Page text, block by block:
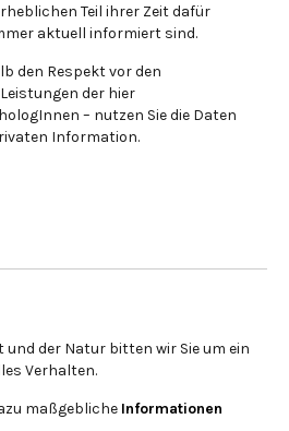
Teil ihrer Zeit dafür
aktuell informiert sind.
den Respekt vor den
der hier
– nutzen Sie die Daten
Information.
und der Natur bitten wir Sie um ein
Verhalten.
maßgebliche Informationen